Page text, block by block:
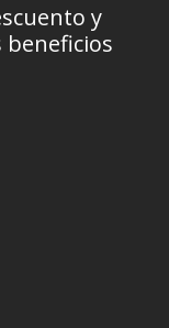
y
beneficios